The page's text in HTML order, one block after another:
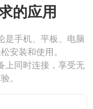
的应用
是手机、平板、电脑
安装和使用。
上同时连接，享受无
。